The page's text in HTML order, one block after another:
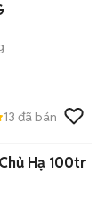
13 đã bán
Hạ 100tr